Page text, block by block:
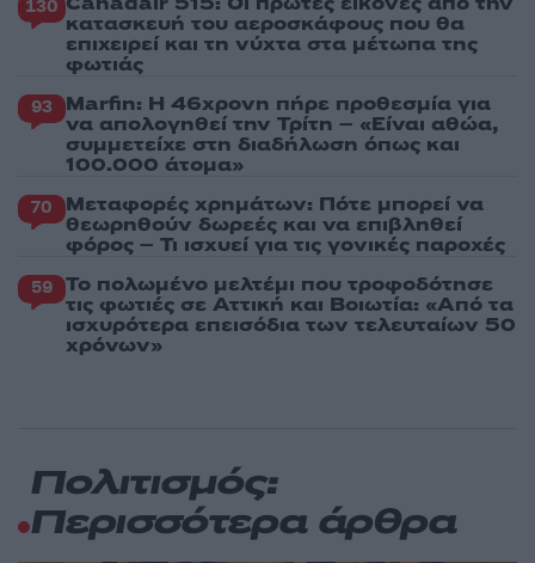
130
κατασκευή του αεροσκάφους που θα
επιχειρεί και τη νύχτα στα μέτωπα της
φωτιάς
93 Marfin: Η 46χρονη πήρε προθεσμία για
να απολογηθεί την Τρίτη – «Είναι αθώα,
συμμετείχε στη διαδήλωση όπως και
100.000 άτομα»
70 Μεταφορές χρημάτων: Πότε μπορεί να
θεωρηθούν δωρεές και να επιβληθεί
φόρος – Τι ισχυεί για τις γονικές παροχές
59 Το πολωμένο μελτέμι που τροφοδότησε
τις φωτιές σε Αττική και Βοιωτία: «Από τα
ισχυρότερα επεισόδια των τελευταίων 50
χρόνων»
Πολιτισμός:
Περισσότερα άρθρα